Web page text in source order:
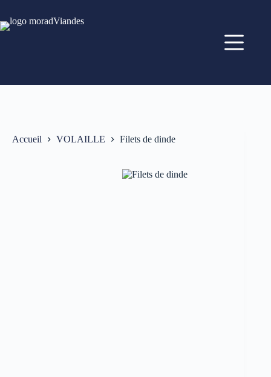
Accueil VOLAILLE Filets de dinde